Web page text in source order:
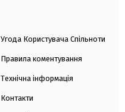
Угода Користувача Спільноти
Правила коментування
Технічна інформація
Контакти